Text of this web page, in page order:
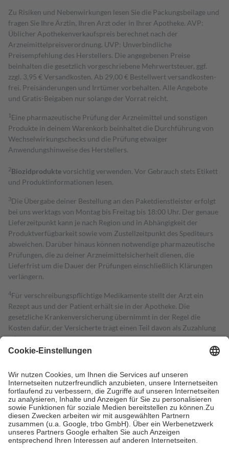
Zu Risiken und Nebenwirkungen lesen Sie die Packungsbeilage und
fragen Sie Ihre Ärztin, Ihren Arzt oder in Ihrer Apotheke. AVP:
Üblicher Apothekenverkaufspreis berechnet nach der
Arzneimittelpreisverordnung. UVP: Unverbindliche
Preisempfehlung des Herstellers. Die angegebenen Preise
beinhalten die gesetzlich vorgeschriebene Mehrwertsteuer, ggf.
zzgl. 3,95 € Versandkosten. Ab 29,00 € Bestell­wert versand­kosten­
frei. Preisänderungen und Irrtümer vorbehalten. Alle Angebote
und Gratis-Beigaben nur solange der Vorrat reicht.
1 Eine pharmazeutische Prüfung der Arzneimittel und sonstigen
Produkte in deinem Warenkorb beinhaltet die Durchführung von
Wechselwirkungschecks und die Prüfung etwaiger
Anwendungshinweise des Herstellers.
2Biozidproduktevorsichtig verwenden. Vor Gebrauch stets Etikett
und Produktinformationen lesen.
3Die Übergabe deiner Bestellung an den Paketdienstleister erfolgt
bei uns werktags von Montag bis Freitag bis 18:00 Uhr. Der genaue
Lieferzeitpunkt kann je nach Region und in Abhängigkeit der
Produktverfügbarkeit sowie vom Zustellzeitpunkt des Spediteurs
abweichen. Darüber hinaus können notwendige pharmazeutische
Prüfungen, die zu deiner Arzneimittelsicherheit dienen, die
Lieferfrist um die Dauer der Prüfungen einschließlich Klärungen
verlängern.
4Für verschreibungspflichtige Medikamente stellt der Arzt ein
Rezept aus und der Patient erhält sie in der Apotheke. Die
gesetzliche Krankenversicherung übernimmt in der Regel die
Kosten dafür, der Versicherte trägt einen Teil davon als Zuzahlung
mit.
Grundsätzlich leisten Mitglieder Zuzahlungen in Höhe von zehn
höchstens zehn Euro.
Es sind jedoch nie mehr als die tatsächlichen
Kosten der Leistung zu entrichten.
Diese Regeln gelten grundsätzlich auch für Online-Apotheken.
Bei Heilmitteln und häuslicher Krankenpflege beträgt die
Zuzahlung zehn Prozent der Kosten sowie zehn Euro je
Verordnung.
Um das Engagement der Versicherten für ihre eigene Gesundheit zu
stärken und die besondere Stellung der Familie zu unterstützen,